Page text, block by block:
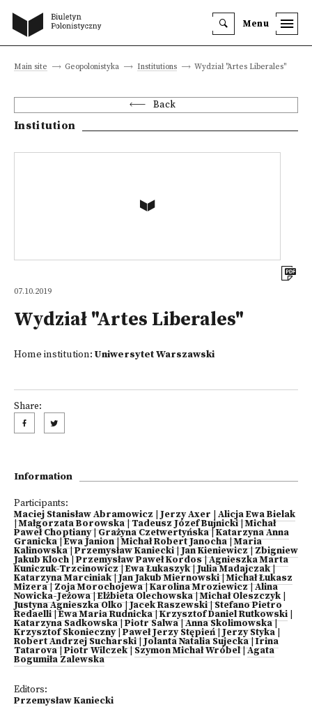
Menu
Main site Geopolonistyka Institutions Wydział "Artes Liberales"
Back
Institution
07.10.2019
Wydział "Artes Liberales"
Home institution: Uniwersytet Warszawski
Share:
Information
Participants:
Maciej Stanisław Abramowicz
Jerzy Axer Alicja Ewa Bielak
|Małgorzata Borowska|Tadeusz Józef Bujnicki|Michał
Paweł Choptiany|Grażyna Czetwertyńska|Katarzyna Anna
Granicka|Ewa Janion|Michał Robert Janocha|Maria
Kalinowska|Przemysław Kaniecki|Jan Kieniewicz|Zbigniew
Jakub Kloch |Przemysław Paweł Kordos|Agnieszka Marta
Kuniczuk-Trzcinowicz|Ewa Łukaszyk|Julia Madajczak|
Katarzyna Marciniak|Jan Jakub Miernowski|Michał Łukasz
Mizera|Zoja Morochojewa|Karolina Mroziewicz|Alina
Nowicka-Jeżowa|Elżbieta Olechowska|Michał Oleszczyk
Justyna Agnieszka Olko|Jacek Raszewski|Stefano Pietro
Redaelli|Ewa Maria Rudnicka|Krzysztof Daniel Rutkowski
Katarzyna Sadkowska|Piotr Salwa|Anna Skolimowska|
Krzysztof Skonieczny| Paweł Jerzy Stępień|Jerzy Styka
Robert Andrzej Sucharski|Jolanta Natalia Sujecka|Irina
Tatarova|Piotr Wilczek|Szymon Michał Wróbel|Agata
Bogumiła Zalewska
Editors:
Przemysław Kaniecki